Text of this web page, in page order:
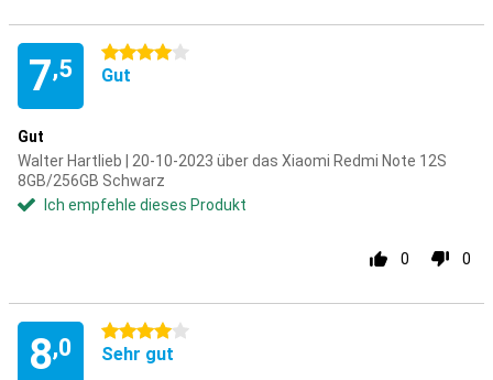
7,5
4 Sterne
Gut
Gut
Walter Hartlieb | 20-10-2023 über das Xiaomi Redmi Note 12S
8GB/256GB Schwarz
Ich empfehle dieses Produkt
0 0
8,0
4 Sterne
Sehr gut